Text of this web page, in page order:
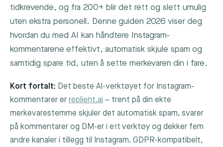
tidkrevende, og fra 200+ blir det rett og slett umulig
uten ekstra personell. Denne guiden 2026 viser deg
hvordan du med AI kan håndtere Instagram-
kommentarene effektivt, automatisk skjule spam og
samtidig spare tid, uten å sette merkevaren din i fare.
Kort fortalt: Det beste AI-verktøyet for Instagram-
kommentarer er replient.ai – trent på din ekte
merkevarestemme skjuler det automatisk spam, svarer
på kommentarer og DM-er i ett verktøy og dekker fem
andre kanaler i tillegg til Instagram. GDPR-kompatibelt,